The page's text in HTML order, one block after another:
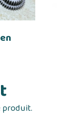
produit.